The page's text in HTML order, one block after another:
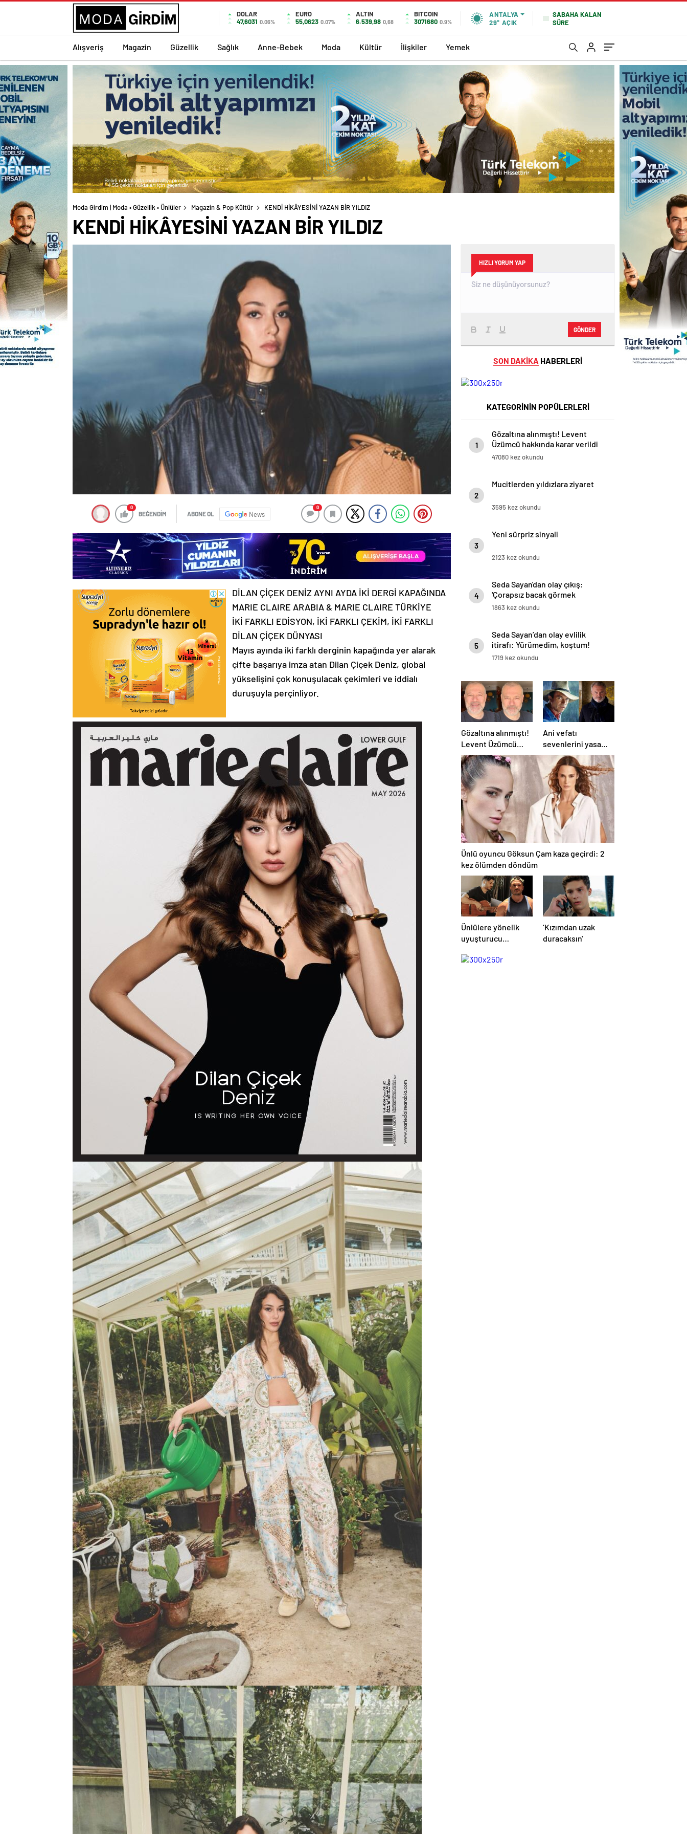
DOLAR
47,6031 0.06%
EURO
55,0623 0.07%
ALTIN
6.539,98 0,68
BITCOIN
3071680 0.9%
ANTALYA
29° AÇIK
SABAHA KALAN
SÜRE
Alışveriş Magazin Güzellik Sağlık Anne-Bebek Moda Kültür İlişkiler Yemek
Moda Girdim | Moda • Güzellik • Ünlüler Magazin & Pop Kültür KENDİ HİKÂYESİNİ YAZAN BİR YILDIZ
KENDİ HİKÂYESİNİ YAZAN BİR YILDIZ
0
BEĞENDİM ABONE OL News
0
DİLAN ÇİÇEK DENİZ AYNI AYDA İKİ DERGİ KAPAĞINDA
MARIE CLAIRE ARABIA & MARIE CLAIRE TÜRKİYE
İKİ FARKLI EDİSYON, İKİ FARKLI ÇEKİM, İKİ FARKLI
DİLAN ÇİÇEK DÜNYASI
Mayıs ayında iki farklı derginin kapağında yer alarak
çifte başarıya imza atan Dilan Çiçek Deniz, global
yükselişini çok konuşulacak çekimleri ve iddialı
duruşuyla perçinliyor.
HIZLI YORUM YAP
GÖNDER
SON DAKİKA HABERLERİ
KATEGORİNİN POPÜLERLERİ
1
Gözaltına alınmıştı! Levent
Üzümcü hakkında karar verildi
47080 kez okundu
2
Mucitlerden yıldızlara ziyaret
3595 kez okundu
3
Yeni sürpriz sinyali
2123 kez okundu
4
Seda Sayan'dan olay çıkış:
'Çorapsız bacak görmek
istemiyorum’
1863 kez okundu
5
Seda Sayan’dan olay evlilik
itirafı: Yürümedim, koştum!
1719 kez okundu
Gözaltına alınmıştı!
Levent Üzümcü
hakkında karar
verildi
Ani vefatı
sevenlerini yasa
boğmuştu! Sam
Neill'in ölüm nedeni
belli oldu
Ünlü oyuncu Göksun Çam kaza geçirdi: 2
kez ölümden döndüm
Ünlülere yönelik
uyuşturucu
Yalçıntaş'tan ilk
‘Kızımdan uzak
duracaksın'